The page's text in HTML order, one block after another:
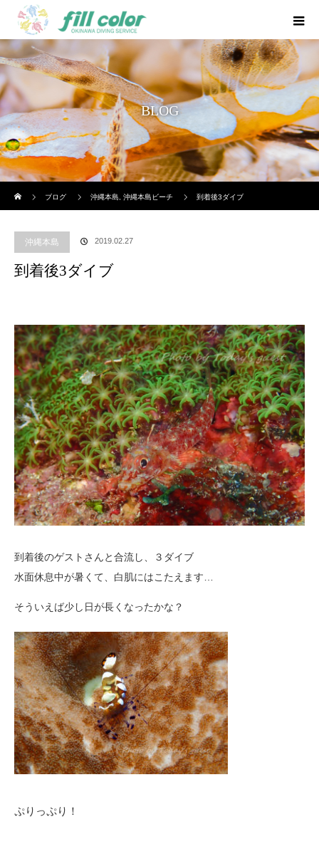
BLOG
ブログ
沖縄本島 沖縄本島ビーチ 到着後3ダイブ
沖縄本島 2019.02.27
到着後3ダイブ
到着後のゲストさんと合流し、３ダイブ
水面休息中が暑くて、白肌にはこたえます…
そういえば少し日が長くなったかな？
ぷりっぷり！